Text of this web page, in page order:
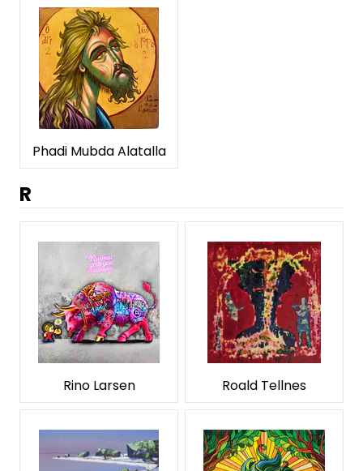
Phadi Mubda Alatalla
R
Rino Larsen Roald Tellnes